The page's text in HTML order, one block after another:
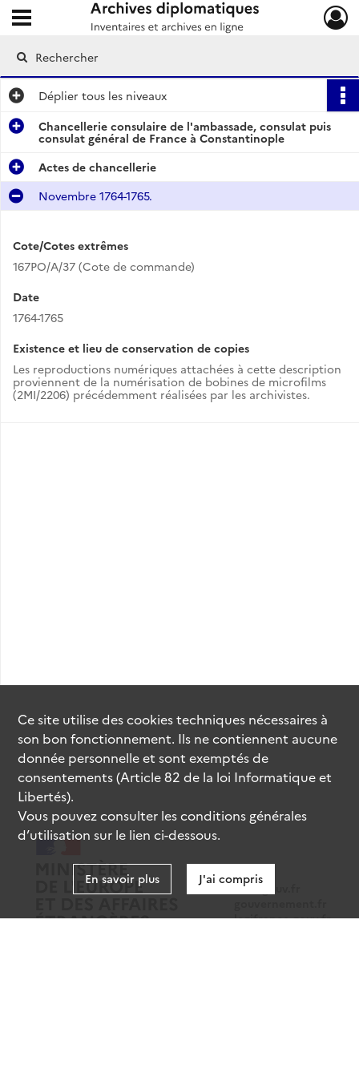
Archives diplomatiques
Ouvrir le menu déroulant
Déplier tous les niveaux
Chancellerie consulaire de l'ambassade, consulat puis
consulat général de France à Constantinople
Actes de chancellerie
Novembre 1764-1765.
Cote/Cotes extrêmes
167PO/A/37 (Cote de commande)
Date
1764-1765
Existence et lieu de conservation de copies
Les reproductions numériques attachées à cette description
proviennent de la numérisation de bobines de microfilms
(2MI/2206) précédemment réalisées par les archivistes.
data.gouv.fr
legifrance.gouv.fr
Ce site utilise descookiestechniques nécessaires à
son bon fonctionnement. Ils ne contiennent aucune
donnée personnelle et sont exemptés de
consentements (Article 82 de la loi Informatique et
Libertés).
Vous pouvez consulter les conditions générales
d’utilisation sur le lien ci-dessous.
En savoir plus J'ai compris